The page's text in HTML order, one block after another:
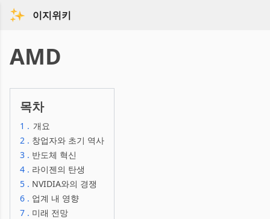
이지위키
AMD
목차
1 . 개요
2 . 창업자와 초기 역사
3 . 반도체 혁신
4 . 라이젠의 탄생
5 . NVIDIA와의 경쟁
6 . 업계 내 영향
7 . 미래 전망